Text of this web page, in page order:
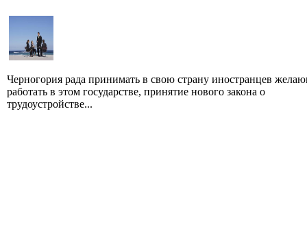
Черногория рада принимать в свою страну иностранцев
работать в этом государстве, принятие нового закона о
трудоустройстве...